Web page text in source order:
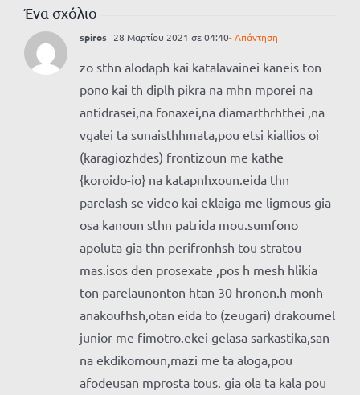
Ένα σχόλιο
spiros 28 Μαρτίου 2021 σε 04:40- Απάντηση
zo sthn alodaph kai katalavainei kaneis ton
pono kai th diplh pikra na mhn mporei na
antidrasei,na fonaxei,na diamarthrhthei ,na
vgalei ta sunaisthhmata,pou etsi kiallios oi
(karagiozhdes) frontizoun me kathe
{koroido-io} na katapnhxoun.eida thn
parelash se video kai eklaiga me ligmous gia
osa kanoun sthn patrida mou.sumfono
apoluta gia thn perifronhsh tou stratou
mas.isos den prosexate ,pos h mesh hlikia
ton parelaunonton htan 30 hronon.h monh
anakoufhsh,otan eida to (zeugari) drakoumel
junior me fimotro.ekei gelasa sarkastika,san
na ekdikomoun,mazi me ta aloga,pou
afodeusan mprosta tous. gia ola ta kala pou